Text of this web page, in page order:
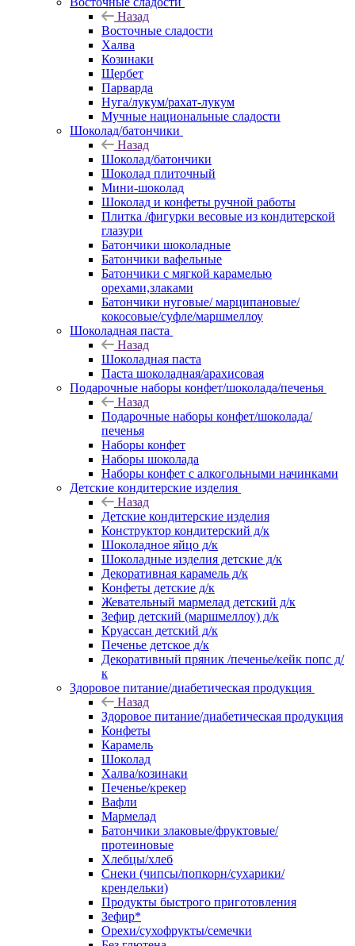
Назад
Восточные сладости
Халва
Козинаки
Щербет
Парварда
Нуга/лукум/рахат-лукум
Мучные национальные сладости
Шоколад/батончики
Назад
Шоколад/батончики
Шоколад плиточный
Мини-шоколад
Шоколад и конфеты ручной работы
Плитка /фигурки весовые из кондитерской
глазури
Батончики шоколадные
Батончики вафельные
Батончики с мягкой карамелью
орехами,злаками
Батончики нуговые/ марципановые/
кокосовые/суфле/маршмеллоу
Шоколадная паста
Назад
Шоколадная паста
Паста шоколадная/арахисовая
Подарочные наборы конфет/шоколада/печенья
Назад
Подарочные наборы конфет/шоколада/
печенья
Наборы конфет
Наборы шоколада
Наборы конфет с алкогольными начинками
Детские кондитерские изделия
Назад
Детские кондитерские изделия
Конструктор кондитерский д/к
Шоколадное яйцо д/к
Шоколадные изделия детские д/к
Декоративная карамель д/к
Конфеты детские д/к
Жевательный мармелад детский д/к
Зефир детский (маршмеллоу) д/к
Круассан детский д/к
Печенье детское д/к
Декоративный пряник /печенье/кейк попс д/
к
Здоровое питание/диабетическая продукция
Назад
Здоровое питание/диабетическая продукция
Конфеты
Карамель
Шоколад
Халва/козинаки
Печенье/крекер
Вафли
Мармелад
Батончики злаковые/фруктовые/
протеиновые
Хлебцы/хлеб
Снеки (чипсы/попкорн/сухарики/
крендельки)
Продукты быстрого приготовления
Зефир*
Орехи/сухофрукты/семечки